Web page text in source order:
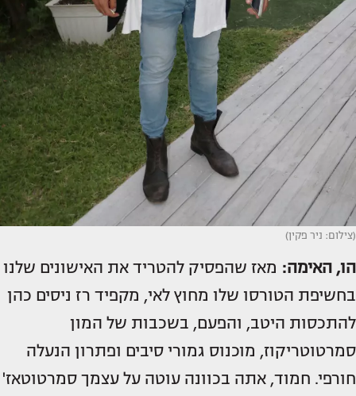
(צילום: ניר פקין)
הו, האימה: מאז שהפסיק להטריד את האישונים שלנו
בחשיפת הטורסו שלו מחוץ לאי, מקפיד רז ניסים כהן
להתכסות היטב, והפעם, בשכבות של המון
סמרטוטריקוז, מוכנוס גמורי סיבים ופתרון הנעלה
חורפי. חמוד, אתה בכוונה עוטה על עצמך סמרטוטאז'